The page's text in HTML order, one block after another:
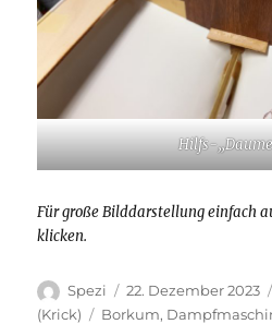
Hilfs-
Für große Bilddarstellung einfach
klicken.
Autor
Spezi
Veröffentlicht
am
22. Dezember 2023
(Krick)
Schlagwörter
Borkum,